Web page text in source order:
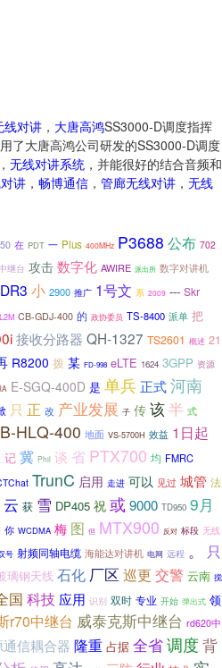
线对讲 ， 大唐高鸿SS3000-D调度指挥
用了大唐高鸿公司研发的SS3000-D调度
， 无线对讲系统 ，并能很好的结合音频和
讲 ， 畅博通信 ， 管廊无线对讲 ， 无线
在 PDT 一 Plus 400MHz P3688 公布 702
继台 攻击 数字化 AWIRE 派出所 数字对讲机
小 2900 推广 1号文 系 2009 --- Skr
CB-GDJ-400 的 政协委员 TS-8400 派单 把
接收分路器 QH-1327 TS2601 概述 21
R8200 拨 某 FD-998 eLTE 1624 3GPP 资源
E-SGQ-400D 是 单兵 正式河南
只 正 改 产业发展 子 传 该半 式
HLQ-400 地面 VS-5700H 效益 1日起
记 冀 Phil 谈 省 PTX700 均 FMRC
TrunC 启用 走进 可以 见过 城管 法
云 获 雪 DP405 祝 或9000 TD950 9月
你 WCDMA 梅 图 但 MTX900 反对 标段 无线
号 射频同轴电缆 海能达对讲机 电网 远程 。
只
璃钢天线 石化 厂区 巡更 交警 云南 搅
国 科技 应用 识别 双时 专业 开始 弹出式 领
r70中继台 威泰克斯中继台 rd620中
信耦合器 隆重 占据 全省调度 背